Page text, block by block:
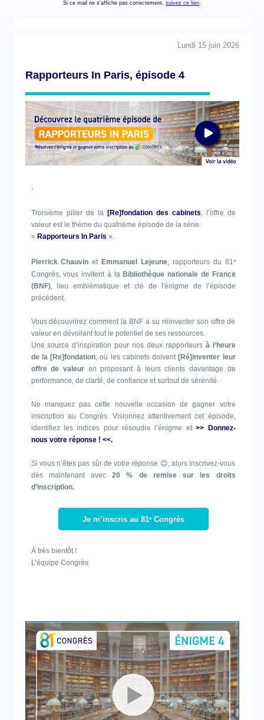
Si ce mail ne s'affiche pas correctement, suivez ce lien.
Lundi 15 juin 2026
Rapporteurs In Paris, épisode 4
,
Troisième pilier de la [Re]fondation des cabinets, l’offre de
valeur est le thème du quatrième épisode de la série
« Rapporteurs In Paris ».
Pierrick Chauvin et Emmanuel Lejeune, rapporteurs du 81e
Congrès, vous invitent à la Bibliothèque nationale de France
(BNF), lieu emblématique et clé de l'énigme de l’épisode
précédent.
Vous découvrirez comment la BNF a su réinventer son offre de
valeur en dévoilant tout le potentiel de ses ressources.
Une source d’inspiration pour nos deux rapporteurs à l’heure
de la [Re]fondation, où les cabinets doivent [Ré]inventer leur
offre de valeuren proposant à leurs clients davantage de
performance, de clarté, de confiance et surtout de sérénité.
Ne manquez pas cette nouvelle occasion de gagner votre
inscription au Congrès. Visionnez attentivement cet épisode,
identifiez les indices pour résoudre l’énigme et>> Donnez-
nous votre réponse ! <<.
Si vous n’êtes pas sûr de votre réponse 😉, alors inscrivez-vous
dès maintenant avec20 % de remise sur les droits
d’inscription.
Je m’inscris au 81eCongrès
À très bientôt !
L’équipe Congrès